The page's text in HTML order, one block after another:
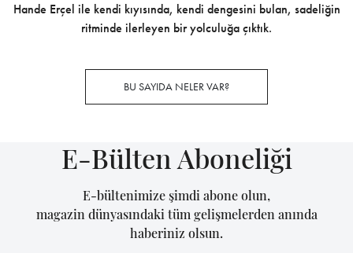
Hande Erçel ile kendi kıyısında, kendi dengesini bulan, sadeliğin
ritminde ilerleyen bir yolculuğa çıktık.
BU SAYIDA NELER VAR?
E-Bülten Aboneliği
E-bültenimize şimdi abone olun,
magazin dünyasındaki tüm gelişmelerden anında
haberiniz olsun.